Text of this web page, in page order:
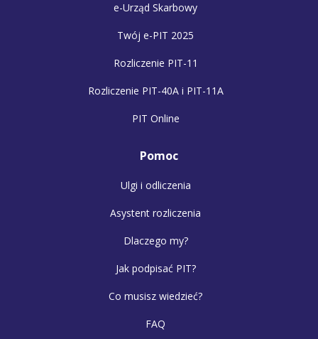
e-Urząd Skarbowy
Twój e-PIT 2025
Rozliczenie PIT-11
Rozliczenie PIT-40A i PIT-11A
PIT Online
Pomoc
Ulgi i odliczenia
Asystent rozliczenia
Dlaczego my?
Jak podpisać PIT?
Co musisz wiedzieć?
FAQ